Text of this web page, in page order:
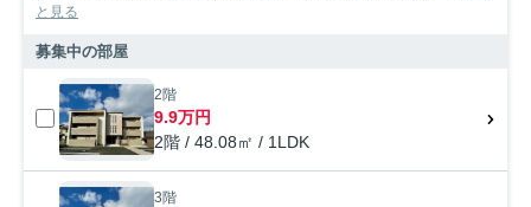
と見る
募集中の部屋
2階
9.9万円
2階 / 48.08㎡ / 1LDK
3階